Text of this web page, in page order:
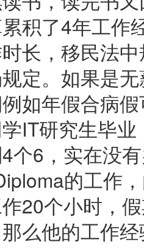
积了4年工作
长，移民法
定。如果是
如年假合病
IT研究生毕
个6，实在没
的工作
20个小时，
么他的工作